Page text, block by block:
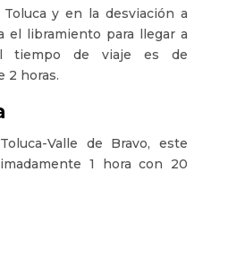
y en la desviación a
el libramiento para llegar a
tiempo de viaje es de
2 horas.
Valle de Bravo, este
1 hora con 20